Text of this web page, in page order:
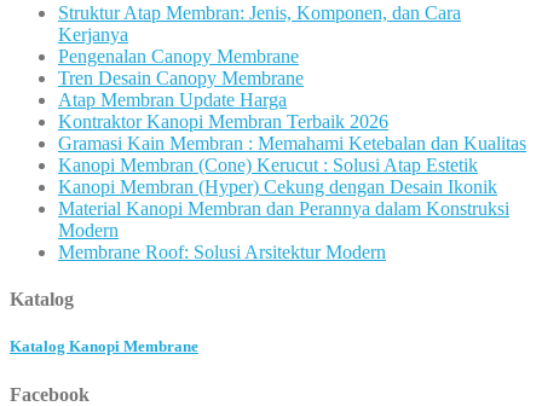
Struktur Atap Membran: Jenis, Komponen, dan Cara
Kerjanya
Pengenalan Canopy Membrane
Tren Desain Canopy Membrane
Atap Membran Update Harga
Kontraktor Kanopi Membran Terbaik 2026
Gramasi Kain Membran : Memahami Ketebalan dan Kualitas
Kanopi Membran (Cone) Kerucut : Solusi Atap Estetik
Kanopi Membran (Hyper) Cekung dengan Desain Ikonik
Material Kanopi Membran dan Perannya dalam Konstruksi
Modern
Membrane Roof: Solusi Arsitektur Modern
Katalog
Katalog Kanopi Membrane
Facebook